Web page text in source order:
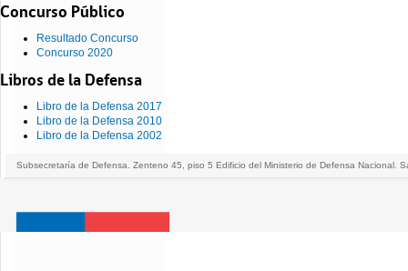
Concurso Público
Resultado Concurso
Concurso 2020
Libros de la Defensa
Libro de la Defensa 2017
Libro de la Defensa 2010
Libro de la Defensa 2002
Subsecretaría de Defensa. Zenteno 45, piso 5 Edificio del Ministerio de Defensa Nacional.